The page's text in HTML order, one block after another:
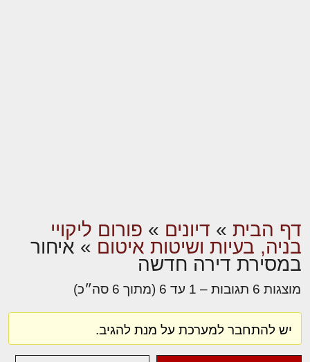
דף הבית » דיונים » פורום ליקויי
בניה, בעיות ושיטות איטום » איחור
במסירת דירה חדשה
מוצגות 6 תגובות – 1 עד 6 (מתוך 6 סה״כ)
יש להתחבר למערכת על מנת להגיב.